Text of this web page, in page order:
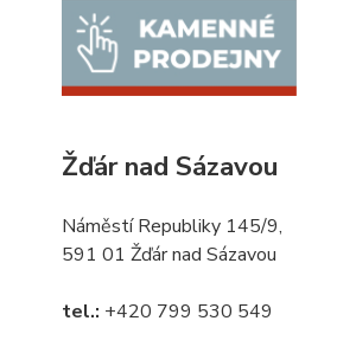
Žďár nad Sázavou
Náměstí Republiky 145/9,
591 01 Žďár nad Sázavou
tel.: +420 799 530 549